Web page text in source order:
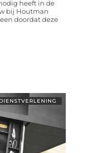
heeft in de
bij Houtman
doordat deze